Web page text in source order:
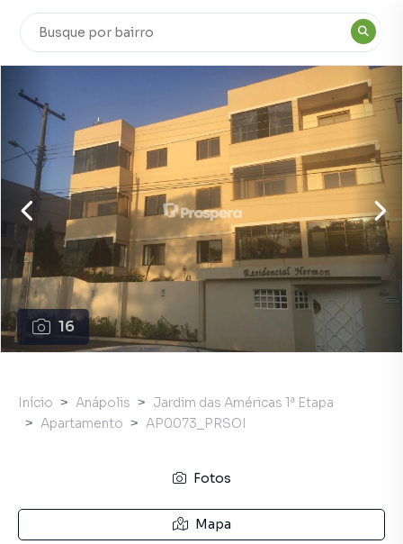
16
Início Anápolis
Jardim das Américas 1ª Etapa
Apartamento
AP0073_PRSOI
Fotos
Mapa